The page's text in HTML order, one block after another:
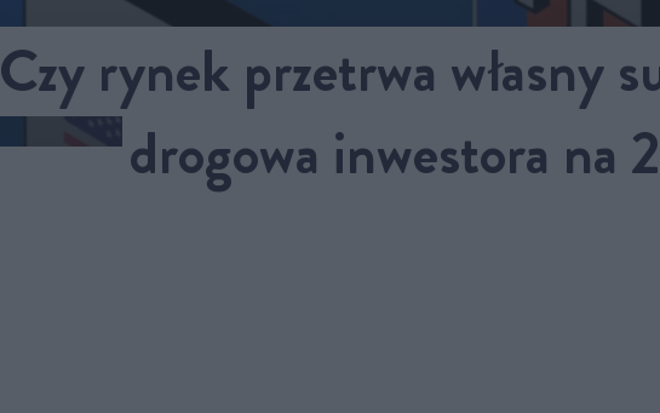
Czy rynek przetrwa własny
drogowa inwestora na